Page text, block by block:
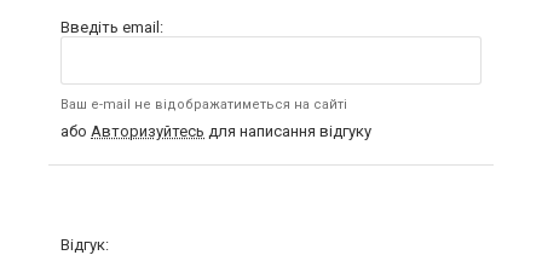
Введіть email:
Ваш e-mail не відображатиметься на сайті
або Авторизуйтесь для написання відгуку
Відгук: